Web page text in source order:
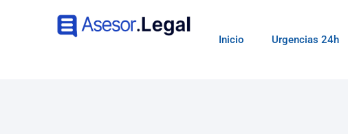
Inicio Urgencias 24h